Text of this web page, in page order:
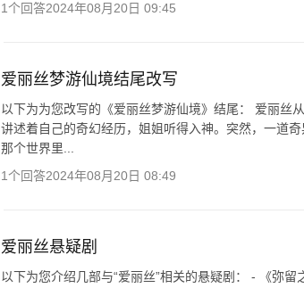
1个回答2024年08月20日 09:45
爱丽丝梦游仙境结尾改写
以下为为您改写的《爱丽丝梦游仙境》结尾： 爱丽丝
讲述着自己的奇幻经历，姐姐听得入神。突然，一道
那个世界里...
1个回答2024年08月20日 08:49
爱丽丝悬疑剧
以下为您介绍几部与“爱丽丝”相关的悬疑剧： - 《弥